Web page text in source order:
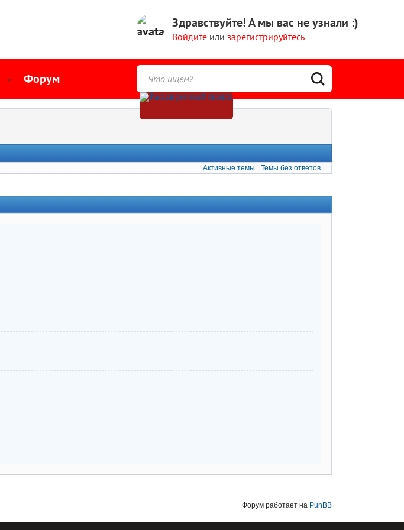
Здравствуйте!А мы вас не узнали :)
Войдите или зарегистрируйтесь
Форум
Активные темы Темы без ответов
Форум работает на PunBB